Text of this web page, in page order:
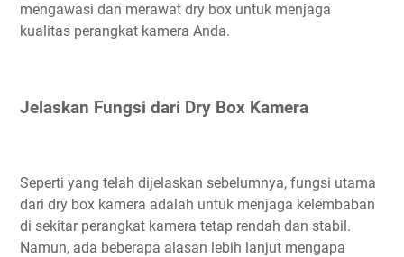
mengawasi dan merawat dry box untuk menjaga
kualitas perangkat kamera Anda.
Jelaskan Fungsi dari Dry Box Kamera
Seperti yang telah dijelaskan sebelumnya, fungsi utama
dari dry box kamera adalah untuk menjaga kelembaban
di sekitar perangkat kamera tetap rendah dan stabil.
Namun, ada beberapa alasan lebih lanjut mengapa